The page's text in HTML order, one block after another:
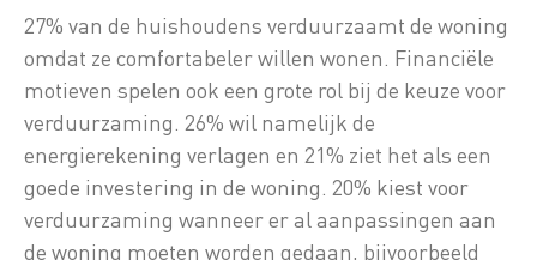
27% van de huishoudens verduurzaamt de woning
omdat ze comfortabeler willen wonen. Financiële
motieven spelen ook een grote rol bij de keuze voor
verduurzaming. 26% wil namelijk de
energierekening verlagen en 21% ziet het als een
goede investering in de woning. 20% kiest voor
verduurzaming wanneer er al aanpassingen aan
de woning moeten worden gedaan, bijvoorbeeld